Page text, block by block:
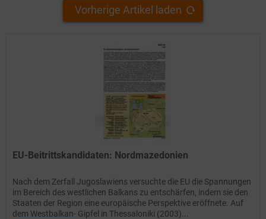
Vorherige Artikel laden
EU-Beitrittskandidaten: Nordmazedonien
Nach dem Zerfall Jugoslawiens versuchte die EU die Spannungen
im Bereich des westlichen Balkans zu entschärfen, indem sie den
Staaten der Region eine europäische Perspektive eröffnete. Auf
dem Westbalkan- Gipfel in Thessaloniki (2003)...